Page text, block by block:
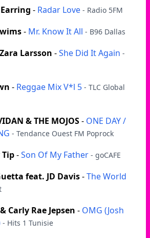
- Radar Love - Radio 5FM
- Mr. Know It All - B96 Dallas
Larsson -She Did It Again -
- Reggae Mix V*l 5 - TLC Global
& THE MOJOS- ONE DAY /
- Tendance Ouest FM Poprock
Tip-Son Of My Father - goCAFE
feat. JD Davis-The World
Carly Rae Jepsen - OMG (Josh
- Hits 1 Tunisie